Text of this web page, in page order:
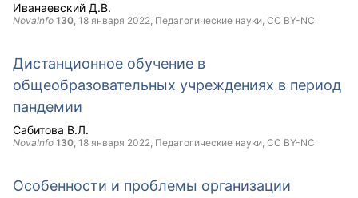
Иванаевский Д.В.
NovaInfo 130, 18 января 2022, Педагогические науки, CC BY-NC
Дистанционное обучение в
общеобразовательных учреждениях в период
пандемии
Сабитова В.Л.
NovaInfo 130, 18 января 2022, Педагогические науки, CC BY-NC
Особенности и проблемы организации